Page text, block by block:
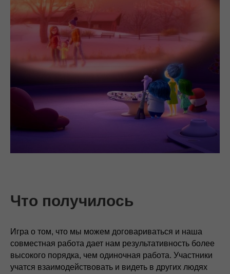
Что получилось
Игра о том, что мы можем договариваться и наша
совместная работа дает нам результативность более
высокого порядка, чем одиночная работа. Участники
учатся взаимодействовать и видеть в других людях